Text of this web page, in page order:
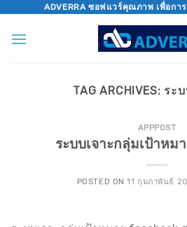
content
ADVERRA ซอฟแวร์คุณภาพ เพื่อกา
TAG ARCHIVES: ระ
APPPOST
ระบบเจาะกลุ่มเป้าหม
POSTED ON11 กุมภาพันธ์